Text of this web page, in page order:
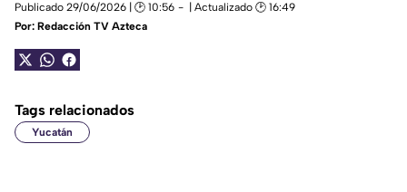
Publicado 29/06/2026 | 🕑 10:56
| Actualizado 🕑 16:49
Por: Redacción TV Azteca
Tags relacionados
Yucatán